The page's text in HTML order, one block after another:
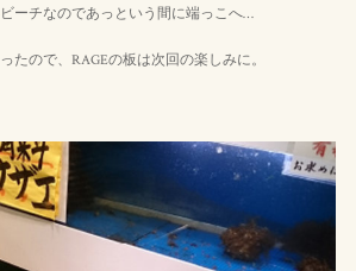
ーチなのであっという間に端っこへ…
たので、RAGEの板は次回の楽しみに。